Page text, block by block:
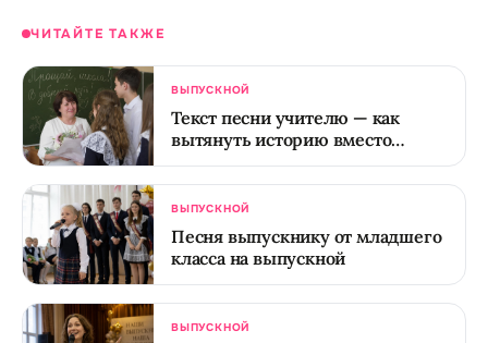
ЧИТАЙТЕ ТАКЖЕ
ВЫПУСКНОЙ
Текст песни учителю — как
вытянуть историю вместо
дежурного спасибо
ВЫПУСКНОЙ
Песня выпускнику от младшего
класса на выпускной
ВЫПУСКНОЙ